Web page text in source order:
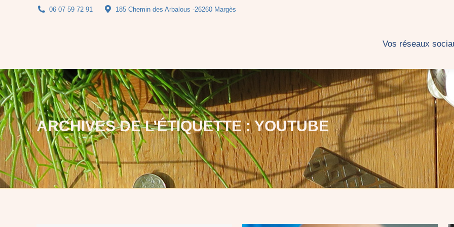
06 07 59 72 91 185 Chemin des Arbalous -26260 Margès
Vos réseaux
ARCHIVES DE L’ÉTIQUETTE :YOUTUBE
Vos réseaux sociaux